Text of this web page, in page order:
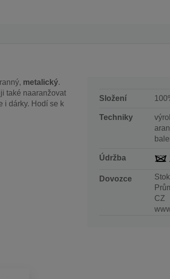
metalický.
také naaranžovat
i dárky. Hodí se k
Složení
Techniky
Údržba
Dovozce
CZ